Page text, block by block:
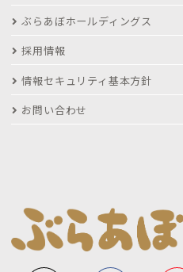
ぶらあぼホールディングス
採用情報
情報セキュリティ基本方針
お問い合わせ